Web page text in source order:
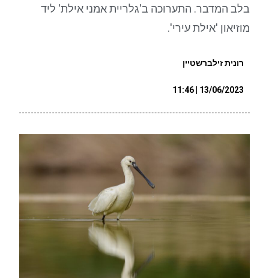
בלב המדבר. התערוכה ב'גלריית אמני אילת' ליד
מוזיאון 'אילת עירי'.
רונית זילברשטיין
13/06/2023 | 11:46